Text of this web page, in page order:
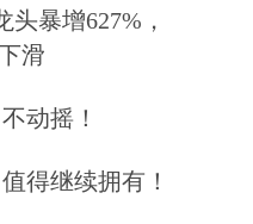
力而顺市出栏，
增重速度放缓，
此外，终端市场
暴增627%，
滑
动摇！
得继续拥有！